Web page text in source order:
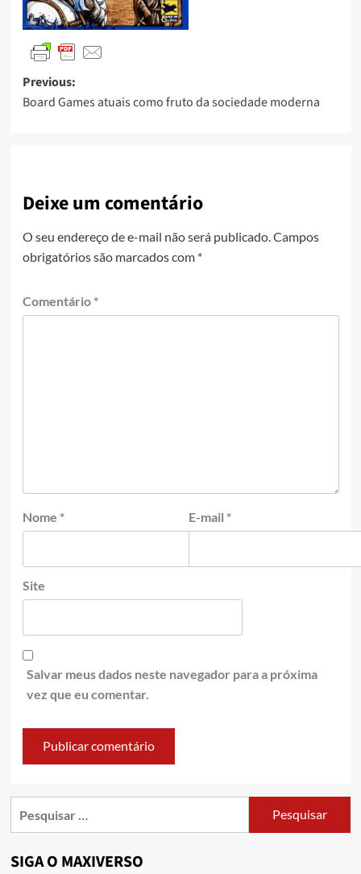
Previous:
Board Games atuais como fruto da sociedade moderna
Deixe um comentário
O seu endereço de e-mail não será publicado. Campos
obrigatórios são marcados com *
Comentário *
Nome * E-mail *
Site
Salvar meus dados neste navegador para a próxima
vez que eu comentar.
SIGA O MAXIVERSO